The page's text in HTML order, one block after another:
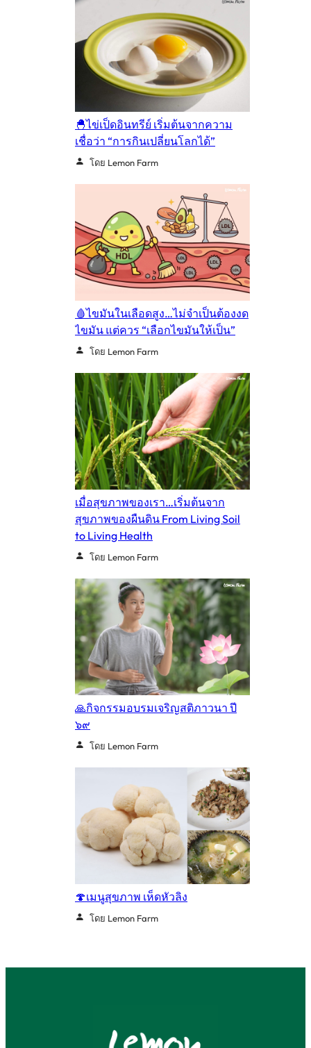
🐣ไข่เป็ดอินทรีย์ เริ่มต้นจากความ
เชื่อว่า “การกินเปลี่ยนโลกได้”
โดย Lemon Farm
🩸ไขมันในเลือดสูง…ไม่จำเป็นต้องงด
ไขมัน แต่ควร “เลือกไขมันให้เป็น”
โดย Lemon Farm
เมื่อสุขภาพของเรา…เริ่มต้นจาก
สุขภาพของผืนดิน From Living Soil
to Living Health
โดย Lemon Farm
🙏กิจกรรมอบรมเจริญสติภาวนา ปี
๖๙
โดย Lemon Farm
🍄เมนูสุขภาพ เห็ดหัวลิง
โดย Lemon Farm